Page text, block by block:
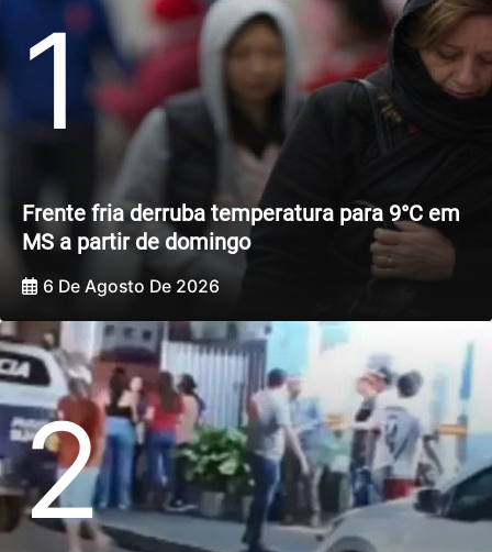
1
Frente fria derruba temperatura para 9°C em
MS a partir de domingo
6 De Agosto De 2026
2